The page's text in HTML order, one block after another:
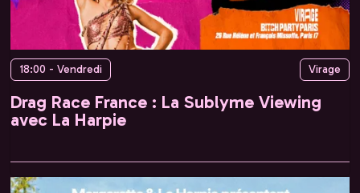
18:00 - Vendredi Virage
Drag Race France : La Sublyme Viewing
avec La Harpie